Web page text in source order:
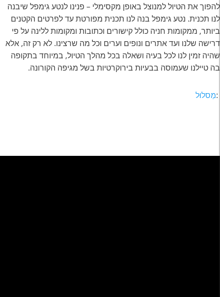
להפוך את הטיול למנוצל באופן מקסימלי – פנינו לנטע גימפל שיבנה
לנו תכנית. נטע גימפל בנה לנו תכנית מפורטת עד לפרטים הקטנים
ביותר, ממקומות חניה כולל קישורים וכתובות ומקומות ללינה על פי
דרישה שלנו ועד אתרים ונופים וערים וכל מה שרצינו. לא רק זה, אלא
שהיה זמין לנו לכל בעיה ושאלה בכל מהלך הטיול, במיוחד בתקופה
בה טיילנו שעמוסה בבעיות בירוקרטיות בשל מגיפה הקורונה.
:מַסלוּל